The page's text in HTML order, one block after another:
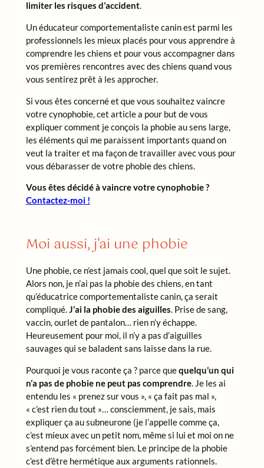
limiter les risques d’accident.
Un éducateur comportementaliste canin est parmi les
professionnels les mieux placés pour vous apprendre à
comprendre les chiens et pour vous accompagner dans
vos premières rencontres avec des chiens quand vous
vous sentirez prêt à les approcher.
Si vous êtes concerné et quevous souhaitez vaincre
votre cynophobie, cet article a pour but de vous
expliquer comment je conçois la phobie au sens large,
les éléments qui me paraissent importants quand on
veut la traiter et ma façon de travailler avec vous pour
vous débarasser de votre phobie des chiens.
Vous êtes décidé à vaincre votre cynophobie ?
Contactez-moi !
Moi aussi, j’ai une phobie
Une phobie, ce n’est jamais cool, quel que soit le sujet.
Alors non, je n’ai pas la phobie des chiens, en tant
qu’éducatrice comportementaliste canin, ça serait
compliqué.J’ai la phobie des aiguilles. Prise de sang,
vaccin, ourlet de pantalon… rien n’y échappe.
Heureusement pour moi, il n’y a pas d’aiguilles
sauvages qui se baladent sans laisse dans la rue.
Pourquoi je vous raconte ça ? parce quequelqu’un qui
n’a pas de phobie ne peut pas comprendre. Je les ai
entendu les « prenez sur vous », « ça fait pas mal »,
« c’est rien du tout »… consciemment, je sais, mais
expliquer ça au subneurone (je l’appelle comme ça,
c’est mieux avec un petit nom, même si lui et moi on ne
s’entend pas forcément bien. Le principe de la phobie
c’est d’être hermétique aux arguments rationnels.